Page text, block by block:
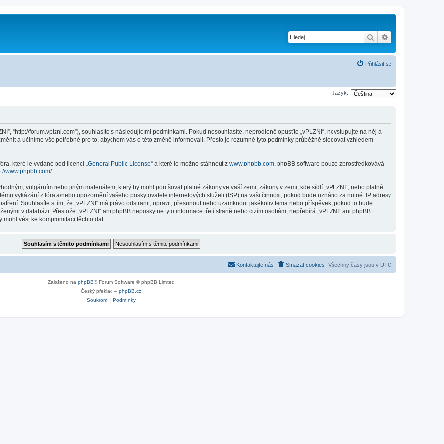
Hledat
Přihlásit se
Jazyk:
“http://forum.vplzni.com”), souhlasíte s následujícími podmínkami. Pokud nesouhlasíte, neprodleně opusťte „vPLZNI“, nevstupujte na něj a
a učiníme vše potřebné pro to, abychom vás o této změně informovali. Přesto je rozumné tyto podmínky průběžně sledovat vzhledem
které je vydané pod licencí „General Public License“ a které je možno stáhnout z www.phpbb.com. phpBB software pouze zprostředkovává
www.phpbb.com/.
vulgárním nebo jiným materiálem, který by mohl porušovat platné zákony ve vaší zemi, zákony v zemi, kde sídlí „vPLZNI“, nebo platné
vykázání z fóra a/nebo upozornění vašeho poskytovatele internetových služeb (ISP) na vaši činnost, pokud bude uznáno za nutné. IP adresy
Souhlasíte s tím, že „vPLZNI“ má právo odstranit, upravit, přesunout nebo uzamknout jakékoliv téma nebo příspěvek, pokud to bude
v databázi. Přestože „vPLZNI“ ani phpBB neposkytne tyto informace třetí straně nebo cizím osobám, nepřebírá „vPLZNI“ ani phpBB
mohl vést ke kompromitaci těchto dat.
Všechny časy jsou v UTC
Smazat cookies
Kontaktujte nás
Založeno na phpBB® Forum Software © phpBB Limited
Český překlad – phpBB.cz
Soukromí| Podmínky